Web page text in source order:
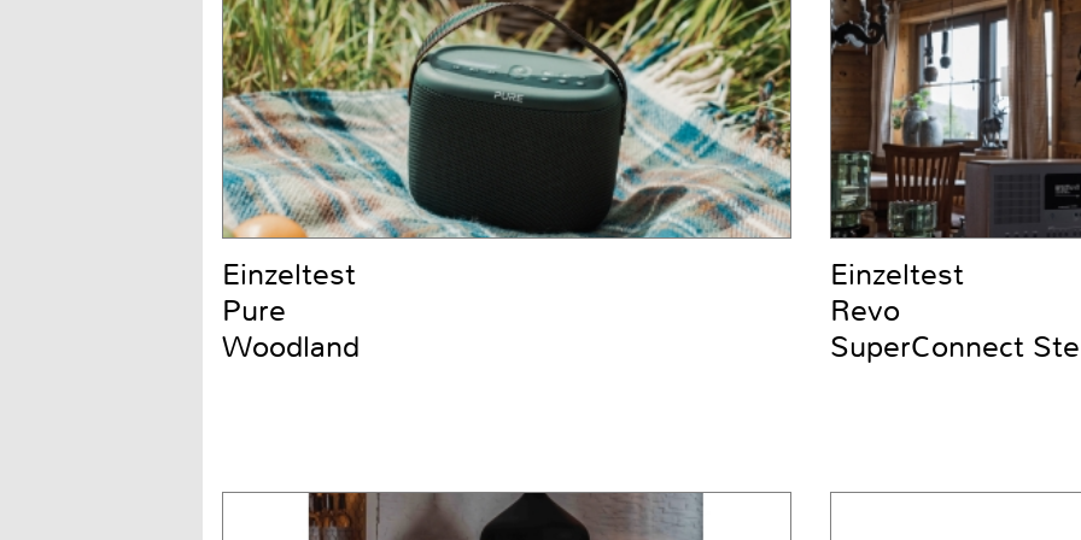
Einzeltest
Pure
Woodland
Einzeltest
Revo
SuperConnect